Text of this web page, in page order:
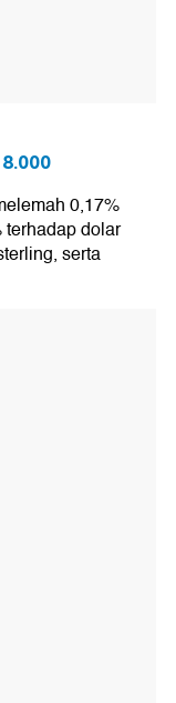
0,17%
dolar
serta